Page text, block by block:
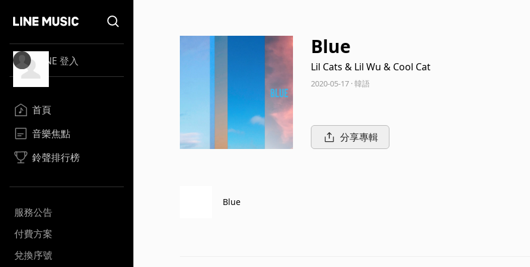
LINE 登入
首頁
音樂焦點
鈴聲排行榜
服務公告
付費方案
兌換序號
Blue
Lil Cats & Lil Wu & Cool Cat
2020-05-17 · 韓語
分享專輯
Blue